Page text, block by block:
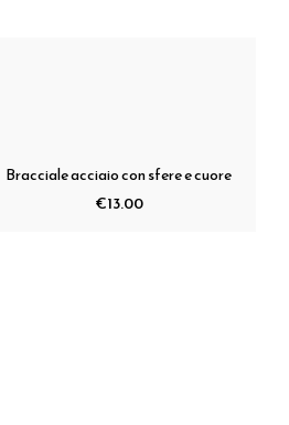
Bracciale acciaio con sfere e cuore
€13.00